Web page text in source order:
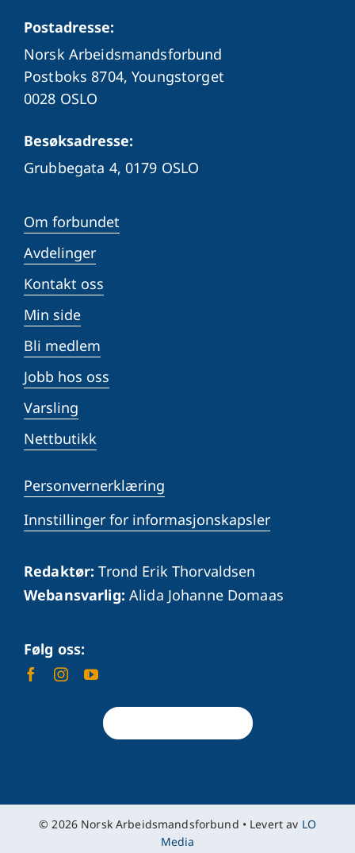
Hei, jeg heter Olav.
Postadresse:
Norsk Arbeidsmandsforbund
Postboks 8704, Youngstorget
0028 OSLO
Besøksadresse:
Grubbegata 4,0179 OSLO
Om forbundet
Avdelinger
Kontakt oss
Min side
Bli medlem
Jobb hos oss
Varsling
Nettbutikk
Personvernerklæring
Innstillinger for informasjonskapsler
Redaktør: Trond Erik Thorvaldsen
Webansvarlig: Alida Johanne Domaas
Følg oss:
© 2026 Norsk Arbeidsmandsforbund • Levert av LO
Media